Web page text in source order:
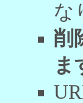
な
削
ま